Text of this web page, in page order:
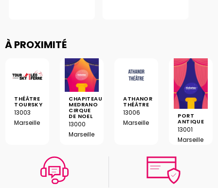
À PROXIMITÉ
THÉÂTRE
TOURSKY
13003
Marseille
CHAPITEAU
MEDRANO
CIRQUE
DE NOEL
13000
Marseille
ATHANOR
THÉÂTRE
13006
Marseille
PORT
ANTIQUE
13001
Marseille